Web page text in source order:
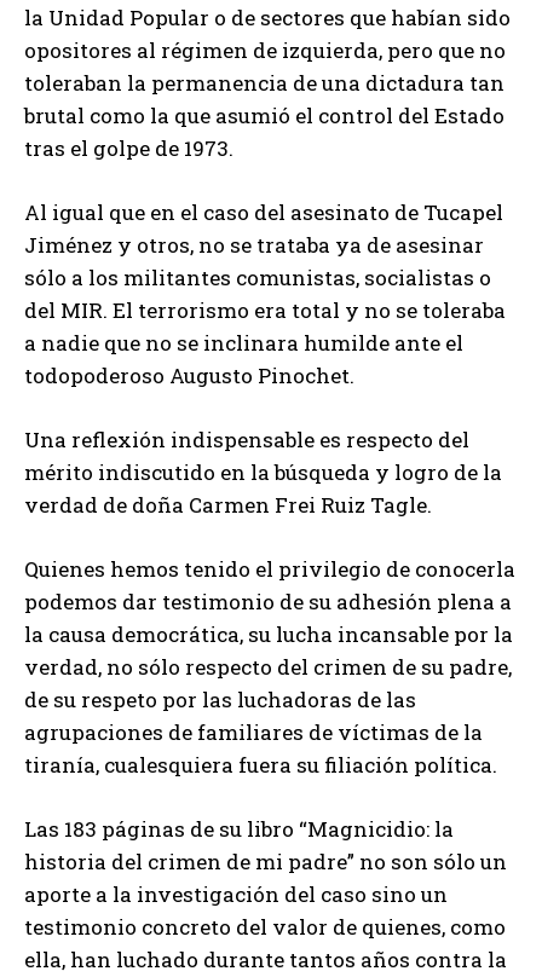
la Unidad Popular o de sectores que habían sido
opositores al régimen de izquierda, pero que no
toleraban la permanencia de una dictadura tan
brutal como la que asumió el control del Estado
tras el golpe de 1973.
Al igual que en el caso del asesinato de Tucapel
Jiménez y otros, no se trataba ya de asesinar
sólo a los militantes comunistas, socialistas o
del MIR. El terrorismo era total y no se toleraba
a nadie que no se inclinara humilde ante el
todopoderoso Augusto Pinochet.
Una reflexión indispensable es respecto del
mérito indiscutido en la búsqueda y logro de la
verdad de doña Carmen Frei Ruiz Tagle.
Quienes hemos tenido el privilegio de conocerla
podemos dar testimonio de su adhesión plena a
la causa democrática, su lucha incansable por la
verdad, no sólo respecto del crimen de su padre,
de su respeto por las luchadoras de las
agrupaciones de familiares de víctimas de la
tiranía, cualesquiera fuera su filiación política.
Las 183 páginas de su libro “Magnicidio: la
historia del crimen de mi padre” no son sólo un
aporte a la investigación del caso sino un
testimonio concreto del valor de quienes, como
ella, han luchado durante tantos años contra la